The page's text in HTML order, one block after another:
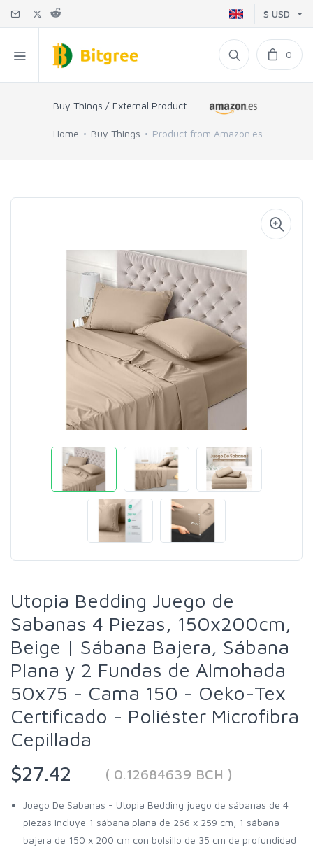
$ USD
0
Buy Things / External Product
Home Buy Things Product from Amazon.es
Utopia Bedding Juego de
Sabanas 4 Piezas, 150x200cm,
Beige | Sábana Bajera, Sábana
Plana y 2 Fundas de Almohada
50x75 - Cama 150 - Oeko-Tex
Certificado - Poliéster Microfibra
Cepillada
$27.42
( 0.12684639 BCH )
Juego De Sabanas - Utopia Bedding juego de sábanas de 4
piezas incluye 1 sábana plana de 266 x 259 cm, 1 sábana
bajera de 150 x 200 cm con bolsillo de 35 cm de profundidad